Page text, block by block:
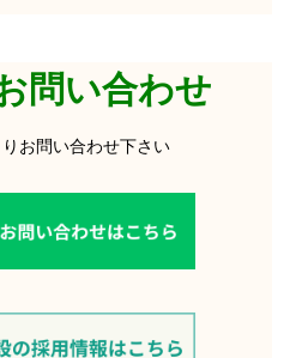
問い合わせ
お問い合わせ下さい